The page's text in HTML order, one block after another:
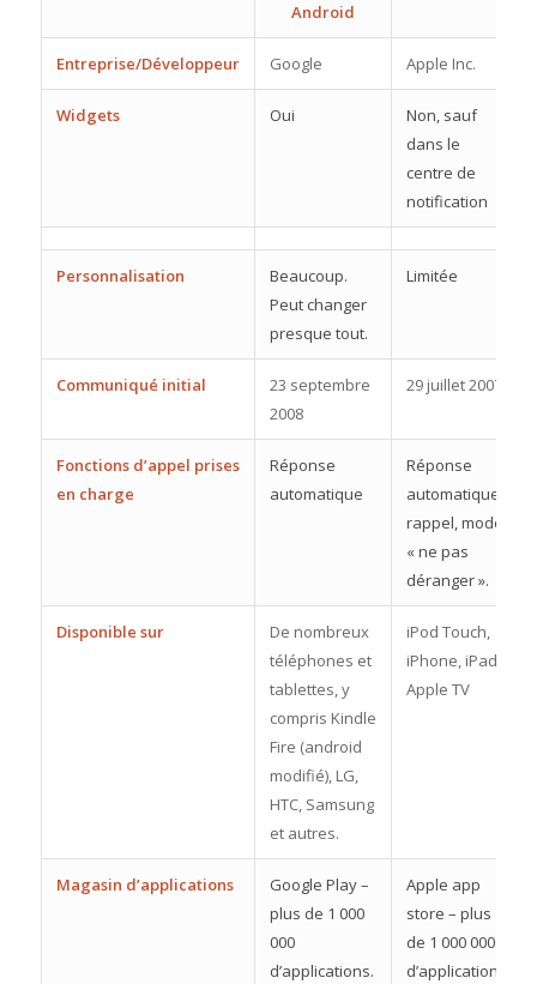
Android
Entreprise/Développeur Google Apple Inc.
Widgets Oui
Non, sauf
dans le
centre de
notification
Personnalisation
Beaucoup.
Peut changer
presque tout.
Limitée
Communiqué initial
23 septembre
2008
29 juillet 2007
Fonctions d’appel prises
en charge
Réponse
automatique
Réponse
automatique,
rappel, mode
« ne pas
déranger ».
Disponible sur
De nombreux
téléphones et
tablettes, y
compris Kindle
Fire (android
modifié), LG,
HTC, Samsung
et autres.
iPod Touch,
iPhone, iPad,
Apple TV
Magasin d’applications
Google Play –
plus de 1 000
000
d’applications.
Apple app
store – plus
de 1 000 000
d’applications